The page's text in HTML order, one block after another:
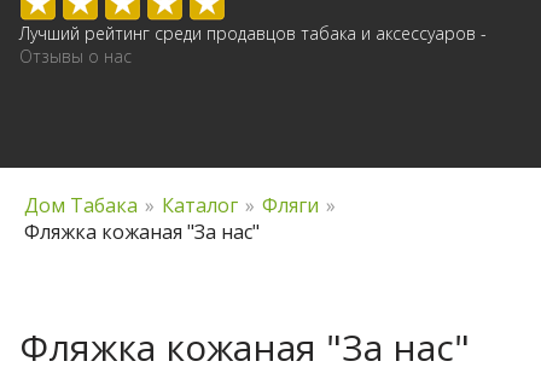
Лучший рейтинг среди продавцов табака и аксессуаров -
Отзывы о нас
Дом Табака » Каталог » Фляги »
Фляжка кожаная "За нас"
Фляжка кожаная "За нас"